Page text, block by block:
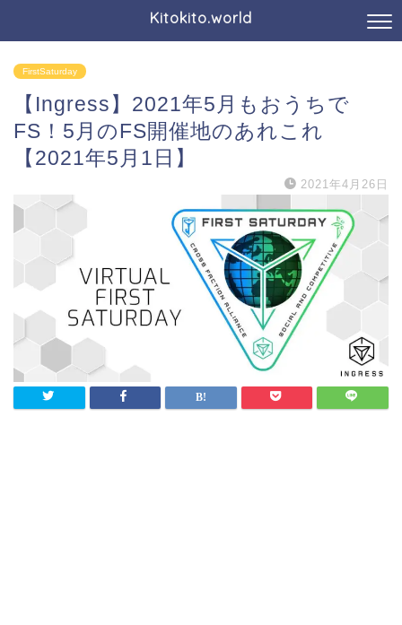
Kitokito.world
FirstSaturday
【Ingress】2021年5月もおうちで
FS！5月のFS開催地のあれこれ
【2021年5月1日】
2021年4月26日